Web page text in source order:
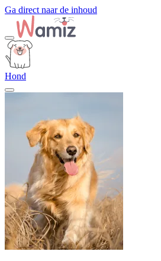
Ga direct naar de inhoud
Hond